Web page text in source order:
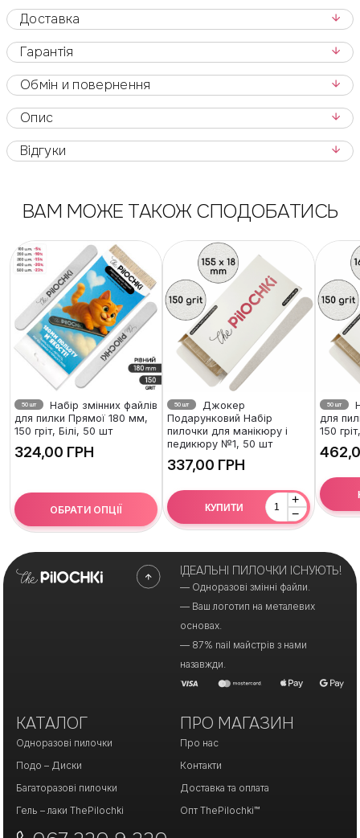
Доставка
Гарантія
Обмін и повернення
Опис
Відгуки
ВАМ МОЖЕ ТАКОЖ СПОДОБАТИСЬ
50 шт
Набір змінних файлів
для пилки Прямої 180 мм,
150 гріт, Білі, 50 шт
ГРН
ОБРАТИ ОПЦІЇ
50 шт
Джокер
Подарунковий Набір
пилочки для манікюру і
педикюру №1, 50 шт
ГРН
+
−
КУПИТИ
50 шт
для
150
ІДЕАЛЬНІ ПИЛОЧКИ ІСНУЮТЬ!
— Одноразові змінні файли.
— Ваш логотип на металевих
основах.
— 87% nail майстрів з нами
назавжди.
КАТАЛОГ
Одноразові пилочки
Подо – Диски
Багаторазові пилочки
Гель – лаки ThePilochki
ПРО МАГАЗИН
Про нас
Контакти
Доставка та оплата
Опт ThePilochki™